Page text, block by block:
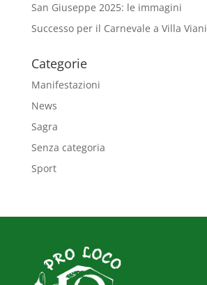
San Giuseppe 2025: le immagini
Successo per il Carnevale a Villa Viani
Categorie
Manifestazioni
News
Sagra
Senza categoria
Sport